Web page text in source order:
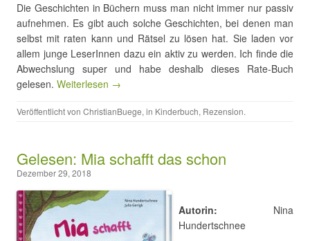
Die Geschichten in Büchern muss man nicht immer nur passiv
aufnehmen. Es gibt auch solche Geschichten, bei denen man
selbst mit raten kann und Rätsel zu lösen hat. Sie laden vor
allem junge LeserInnen dazu ein aktiv zu werden. Ich finde die
Abwechslung super und habe deshalb dieses Rate-Buch
gelesen. Weiterlesen →
Veröffentlicht von ChristianBuege, in Kinderbuch, Rezension.
Gelesen: Mia schafft das schon
Dezember 29, 2018
Autorin: Nina
Hundertschnee